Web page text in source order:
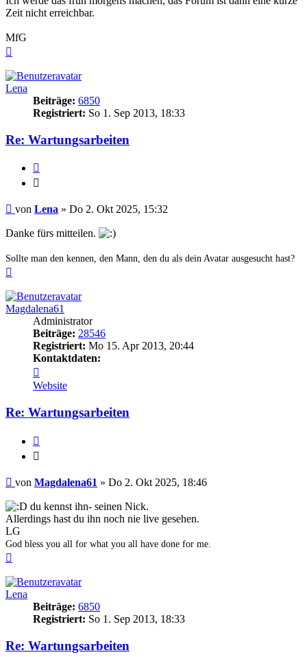
Zeit nicht erreichbar.
MfG
Lena
Beiträge: 6850
Registriert: So 1. Sep 2013, 18:33
Re: Wartungsarbeiten
Beitrag
von Lena » Do 2. Okt 2025, 15:32
Danke fürs mitteilen.
Sollte man den kennen, den Mann, den du als dein Avatar ausgesucht hast?
Magdalena61
Administrator
Beiträge: 28546
Registriert: Mo 15. Apr 2013, 20:44
Kontaktdaten:
von
Magdalena61
Website
Re: Wartungsarbeiten
Beitrag
von Magdalena61 » Do 2. Okt 2025, 18:46
du kennst ihn- seinen Nick.
Allerdings hast du ihn noch nie live gesehen.
LG
God bless you all for what you all have done for me.
Lena
Beiträge: 6850
Registriert: So 1. Sep 2013, 18:33
Re: Wartungsarbeiten